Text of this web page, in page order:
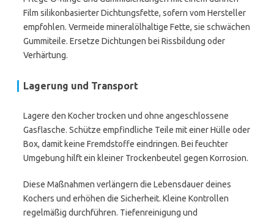
Film silikonbasierter Dichtungsfette, sofern vom Hersteller
empfohlen. Vermeide mineralölhaltige Fette, sie schwächen
Gummiteile. Ersetze Dichtungen bei Rissbildung oder
Verhärtung.
Lagerung und Transport
Lagere den Kocher trocken und ohne angeschlossene
Gasflasche. Schütze empfindliche Teile mit einer Hülle oder
Box, damit keine Fremdstoffe eindringen. Bei feuchter
Umgebung hilft ein kleiner Trockenbeutel gegen Korrosion.
Diese Maßnahmen verlängern die Lebensdauer deines
Kochers und erhöhen die Sicherheit. Kleine Kontrollen
regelmäßig durchführen. Tiefenreinigung und